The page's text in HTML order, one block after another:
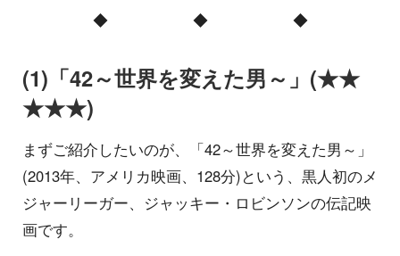
◆ ◆ ◆
(1)「42～世界を変えた男～」(★★
★★★)
まずご紹介したいのが、「42～世界を変えた男～」
(2013年、アメリカ映画、128分)という、黒人初のメ
ジャーリーガー、ジャッキー・ロビンソンの伝記映
画です。